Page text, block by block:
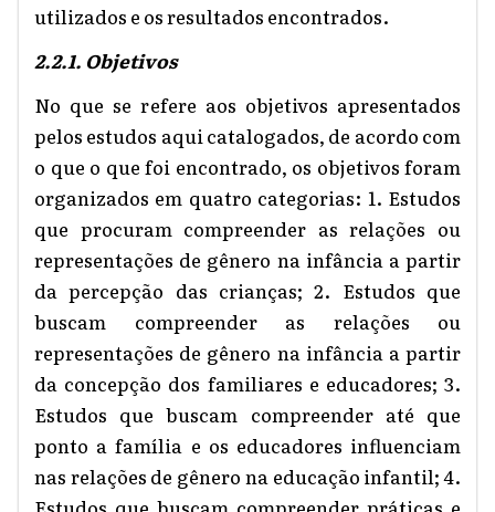
utilizados e os resultados encontrados.
2.2.1. Objetivos
No que se refere aos objetivos apresentados
pelos estudos aqui catalogados, de acordo com
o que o que foi encontrado, os objetivos foram
organizados em quatro categorias: 1. Estudos
que procuram compreender as relações ou
representações de gênero na infância a partir
da percepção das crianças; 2. Estudos que
buscam compreender as relações ou
representações de gênero na infância a partir
da concepção dos familiares e educadores; 3.
Estudos que buscam compreender até que
ponto a família e os educadores influenciam
nas relações de gênero na educação infantil; 4.